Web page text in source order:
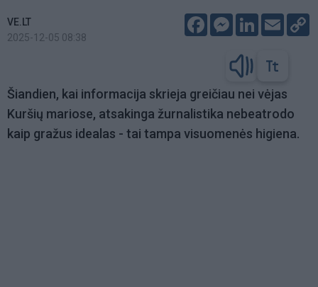
VE.LT
2025-12-05 08:38
FacebookMessenger
LinkedIn
Email
Šiandien, kai informacija skrieja greičiau nei vėjas
Kuršių mariose, atsakinga žurnalistika nebeatrodo
kaip gražus idealas - tai tampa visuomenės higiena.